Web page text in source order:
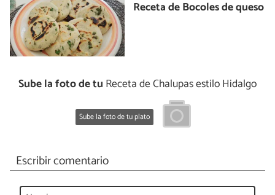
Receta de Bocoles de queso
Sube la foto de tu Receta de Chalupas estilo Hidalgo
Sube la foto de tu plato
Escribir comentario